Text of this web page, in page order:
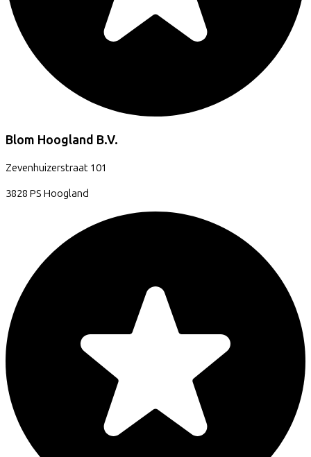
Blom Hoogland B.V.
Zevenhuizerstraat 101
3828 PS Hoogland